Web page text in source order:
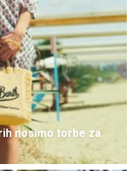
nosimo torbe za